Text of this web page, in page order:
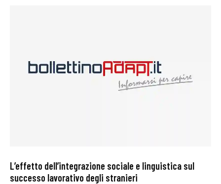
L’effetto dell’integrazione sociale e linguistica sul
successo lavorativo degli stranieri